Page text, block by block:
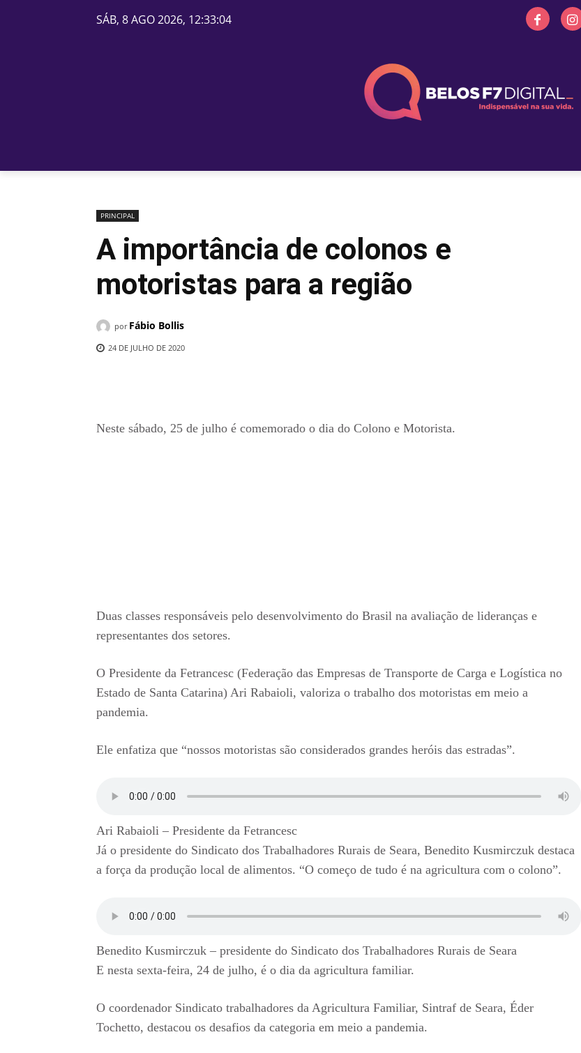
SÁB, 8 AGO 2026, 12:33:04
PRINCIPAL
A importância de colonos e
motoristas para a região
por Fábio Bollis
24 DE JULHO DE 2020
Neste sábado, 25 de julho é comemorado o dia do Colono e Motorista.
Duas classes responsáveis pelo desenvolvimento do Brasil na avaliação de lideranças e
representantes dos setores.
O Presidente da Fetrancesc (Federação das Empresas de Transporte de Carga e Logística no
Estado de Santa Catarina) Ari Rabaioli, valoriza o trabalho dos motoristas em meio a
pandemia.
Ele enfatiza que “nossos motoristas são considerados grandes heróis das estradas”.
Ari Rabaioli – Presidente da Fetrancesc
Já o presidente do Sindicato dos Trabalhadores Rurais de Seara, Benedito Kusmirczuk destaca
a força da produção local de alimentos. “O começo de tudo é na agricultura com o colono”.
Benedito Kusmirczuk – presidente do Sindicato dos Trabalhadores Rurais de Seara
E nesta sexta-feira, 24 de julho, é o dia da agricultura familiar.
O coordenador Sindicato trabalhadores da Agricultura Familiar, Sintraf de Seara, Éder
Tochetto, destacou os desafios da categoria em meio a pandemia.